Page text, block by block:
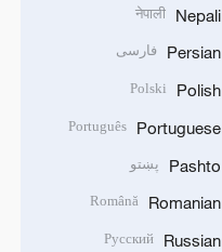
Nepali
नेपाली
Persian فارسی
Polish
Polski
Portuguese
Português
Pashto پښتو
Romanian
Română
Russian
Русский